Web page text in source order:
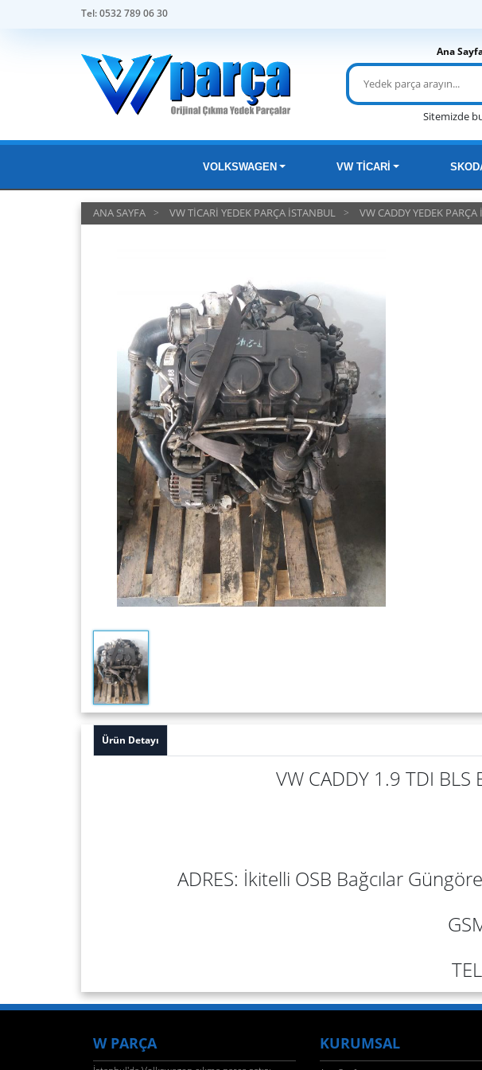
Tel: 0532 789 06 30
Ana
Sitemizde
VOLKSWAGEN VW TİCARİ
ANA SAYFA VW TİCARİ YEDEK PARÇA İSTANBUL VW CADDY YEDEK
Ürün Detayı
VW CADDY 1.9 TDI BLS
ADRES: İkitelli OSB Bağcılar
W PARÇA KURUMSAL